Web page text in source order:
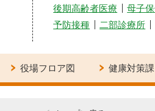
後期高齢者医療
母子
予防接種
二部診療所
役場フロア図 健康対策